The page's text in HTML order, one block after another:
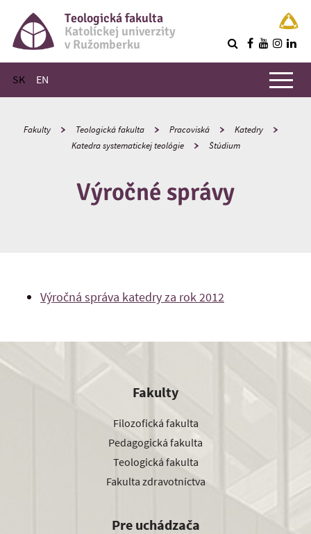
Teologická fakulta
Katolíckej univerzity
v Ružomberku
SK EN
Hlavné menu
Fakulty Teologická fakulta Pracoviská
Katedry
Katedra systematickej teológie
Štúdium
Výročné správy
Výročná správa katedry za rok 2012
Fakulty
Filozofická fakulta
Pedagogická fakulta
Teologická fakulta
Fakulta zdravotníctva
Pre uchádzača